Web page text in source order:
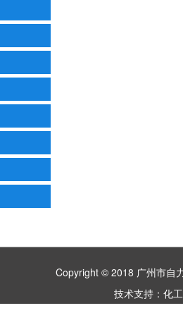
Copyright © 2018 广州市
技术支持： 化